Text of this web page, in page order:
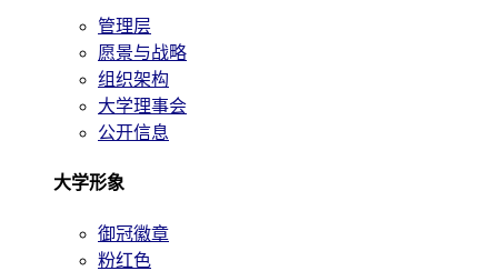
管理层
愿景与战略
组织架构
大学理事会
公开信息
大学形象
御冠徽章
粉红色